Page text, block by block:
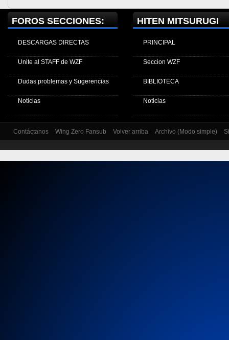
FOROS SECCIONES:
DESCARGAS DIRECTAS
Unite al STAFF de WZF
Dudas problemas y Sugerencias
Noticias
HITEN MITSURUGI
PRINCIPAL
Seccion WZF
BIBLIOTECA
Noticias
Contáctanos Wing Zero Fansub Volver arriba Archivo (Modo simple)